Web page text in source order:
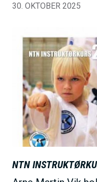
30. OKTOBER 2025
NTN